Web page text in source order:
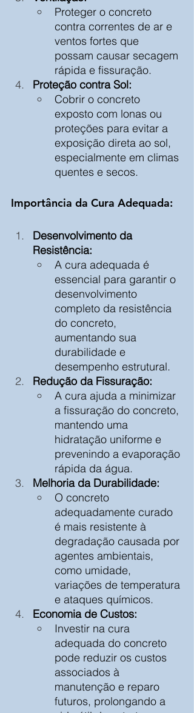
Proteger o concreto
contra correntes de ar e
ventos fortes que
possam causar secagem
rápida e fissuração.
Proteção contra Sol:
Cobrir o concreto
exposto com lonas ou
proteções para evitar a
exposição direta ao sol,
especialmente em climas
quentes e secos.
Importância da Cura Adequada:
Desenvolvimento da
Resistência:
A cura adequada é
essencial para garantir o
desenvolvimento
completo da resistência
do concreto,
aumentando sua
durabilidade e
desempenho estrutural.
Redução da Fissuração:
A cura ajuda a minimizar
a fissuração do concreto,
mantendo uma
hidratação uniforme e
prevenindo a evaporação
rápida da água.
Melhoria da Durabilidade:
O concreto
adequadamente curado
é mais resistente à
degradação causada por
agentes ambientais,
como umidade,
variações de temperatura
e ataques químicos.
Economia de Custos:
Investir na cura
adequada do concreto
pode reduzir os custos
associados à
manutenção e reparo
futuros, prolongando a